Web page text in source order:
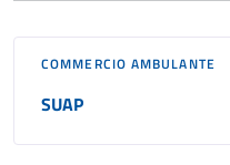
COMMERCIO AMBULANTE
SUAP